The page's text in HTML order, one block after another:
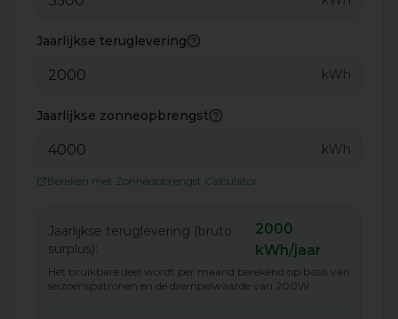
water te verwarmen. Dit voorkomt
Wat u moet invullen:
Aantal personen in uw huishouden
Gemiddeld warmwaterverbruik per
Actuele energieprijzen (gas en
elektriciteit)
Voor waterbatterij: jaarverbruik,
Jaarlijkse terugleveringMeer informatie
kWh
Jaarlijkse zonneopbrengstMeer informatie
kWh
Bereken met Zonneopbrengst Calculator
Jaarlijkse teruglevering (bruto
surplus):
2000
kWh/jaar
Het bruikbare deel wordt per maand berekend op basis van
seizoenspatronen en de drempelwaarde van 200W.